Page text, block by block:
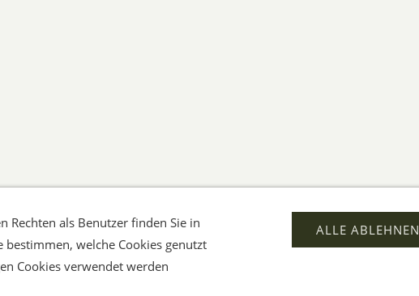
Widerrufsrecht Datenschutz
Verträge widerrufen
Rechten als Benutzer finden Sie in
welche Cookies genutzt
Cookies verwendet werden
ALLE ABLEHNEN